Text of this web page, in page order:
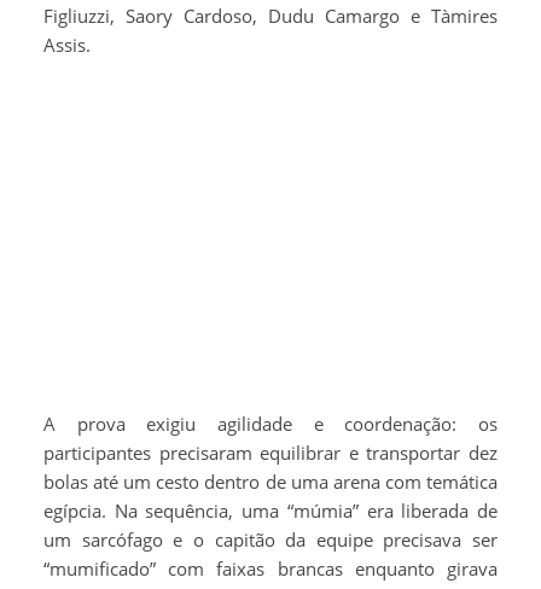
Figliuzzi, Saory Cardoso, Dudu Camargo e Tàmires
Assis.
A prova exigiu agilidade e coordenação: os
participantes precisaram equilibrar e transportar dez
bolas até um cesto dentro de uma arena com temática
egípcia. Na sequência, uma “múmia” era liberada de
um sarcófago e o capitão da equipe precisava ser
“mumificado” com faixas brancas enquanto girava